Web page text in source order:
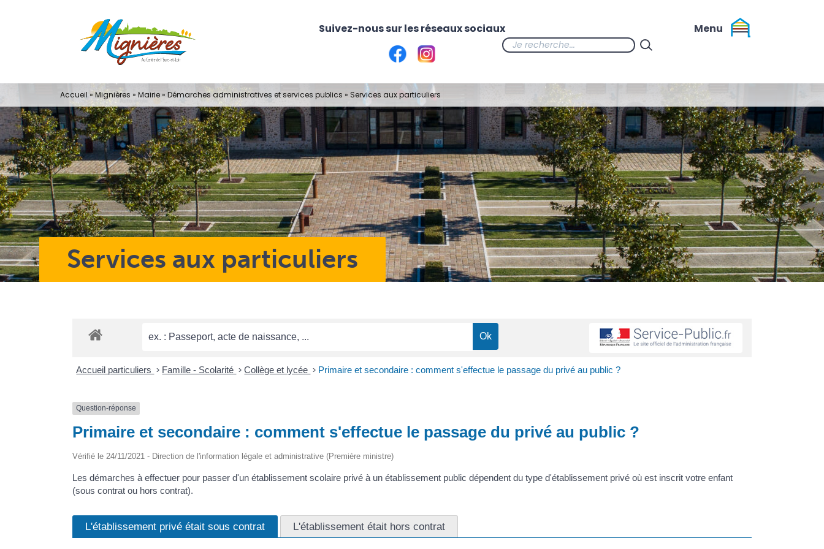
Services aux particuliers
Accueil » Mignières » Mairie» Démarches administratives et services publics » Services aux particuliers
Accueil particuliers > Famille - Scolarité > Collège et lycée > Primaire et secondaire : comment s'effectue le passage du privé au public ?
Question-réponse
Primaire et secondaire : comment s'effectue le passage du privé au public ?
Vérifié le 24/11/2021 - Direction de l'information légale et administrative (Première ministre)
Les démarches à effectuer pour passer d'un établissement scolaire privé à un établissement public dépendent du type d'établissement privé où est inscrit votre enfant
(sous contrat ou hors contrat).
L'établissement privé était sous contrat L'établissement était hors contrat